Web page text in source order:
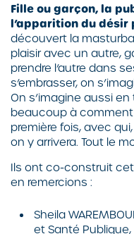
Fille ou garçon, la
l’apparition du désir
découvert la
plaisir avec un autre,
prendre l’autre dans
s’embrasser, on
On s’imagine aussi en
beaucoup à comment
première fois, avec
on y arrivera. Tout le
Ils ont co-construit
en remercions :
Sheila
et Santé